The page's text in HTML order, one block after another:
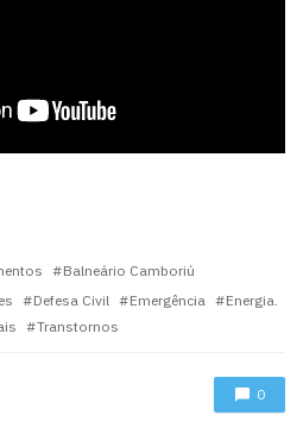
Balneário Camboriú
Defesa Civil Emergência
Energia.
Transtornos
0